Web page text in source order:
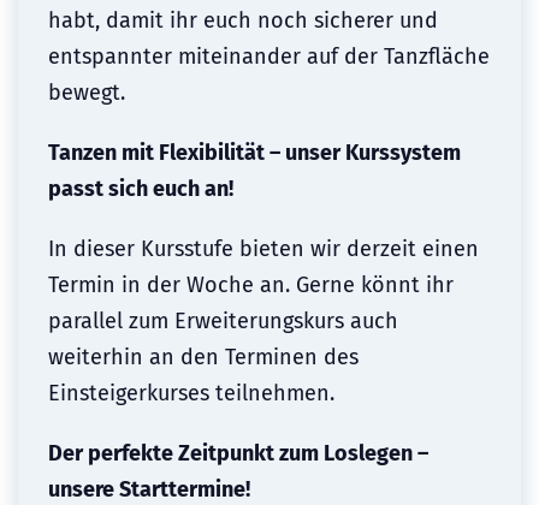
habt, damit ihr euch noch sicherer und
entspannter miteinander auf der Tanzfläche
bewegt.
Tanzen mit Flexibilität – unser Kurssystem
passt sich euch an!
In dieser Kursstufe bieten wir derzeit einen
Termin in der Woche an. Gerne könnt ihr
parallel zum Erweiterungskurs auch
weiterhin an den Terminen des
Einsteigerkurses teilnehmen.
Der perfekte Zeitpunkt zum Loslegen –
unsere Starttermine!